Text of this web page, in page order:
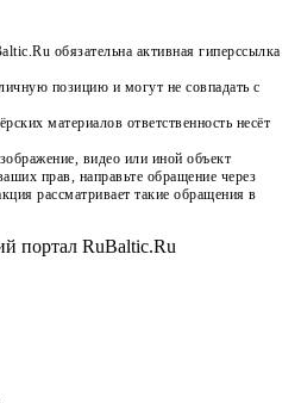
обязательна активная гиперссылка
позицию и могут не совпадать с
материалов ответственность несёт
видео или иной объект
прав, направьте обращение через
рассматривает такие обращения в
портал RuBaltic.Ru